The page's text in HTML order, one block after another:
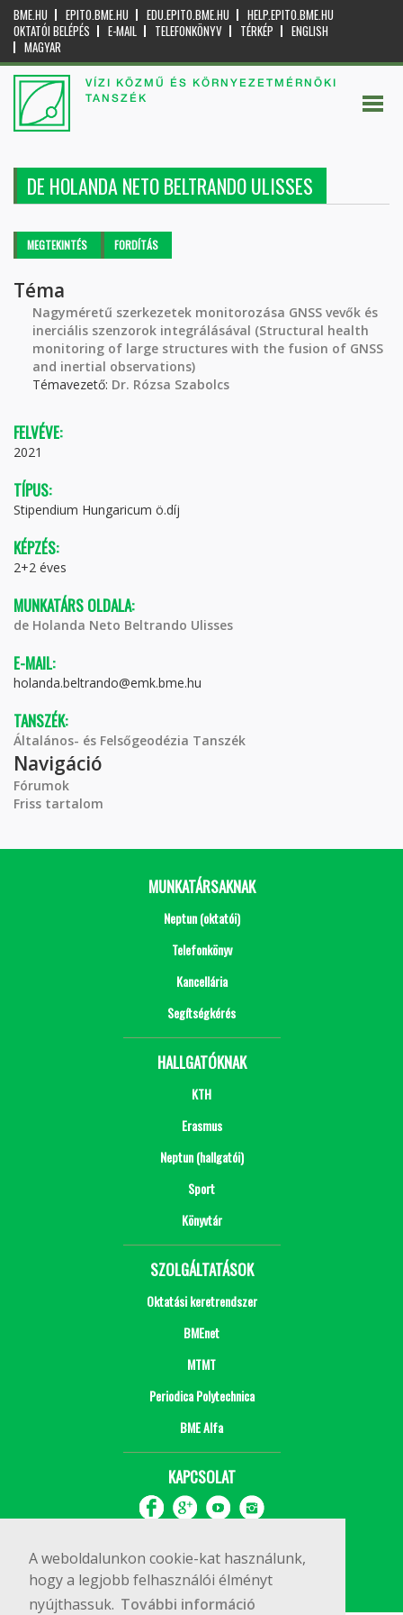
A weboldalunkon cookie-kat használunk,
hogy a legjobb felhasználói élményt
nyújthassuk. További információ
BME.HU EPITO.BME.HU EDU.EPITO.BME.HU
HELP.EPITO.BME.HU
OKTATÓI BELÉPÉS
E-MAIL TELEFONKÖNYV TÉRKÉP
ENGLISH
MAGYAR
VÍZI KÖZMŰ ÉS KÖRNYEZETMÉRNÖKI
TANSZÉK
DE HOLANDA NETO BELTRANDO ULISSES
Elsődleges fülek
MEGTEKINTÉS (AKTÍVFORDÍTÁS
Téma
Nagyméretű szerkezetek monitorozása GNSS vevők és
inerciális szenzorok integrálásával (Structural health
monitoring of large structures with the fusion of GNSS
and inertial observations)
Témavezető: Dr. Rózsa Szabolcs
FELVÉVE:
2021
TÍPUS:
Stipendium Hungaricum ö.díj
KÉPZÉS:
2+2 éves
MUNKATÁRS OLDALA:
de Holanda Neto Beltrando Ulisses
E-MAIL:
holanda.beltrando@emk.bme.hu
TANSZÉK:
Általános- és Felsőgeodézia Tanszék
Navigáció
Fórumok
Friss tartalom
MUNKATÁRSAKNAK
Neptun (oktatói)
Telefonkönyv
Kancellária
Segítségkérés
HALLGATÓKNAK
KTH
Erasmus
Neptun (hallgatói)
Sport
Könyvtár
SZOLGÁLTATÁSOK
Oktatási keretrendszer
BMEnet
MTMT
Periodica Polytechnica
BME Alfa
KAPCSOLAT